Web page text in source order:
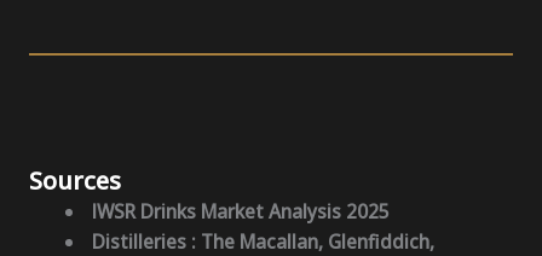
Sources
IWSR Drinks Market Analysis 2025
Distilleries : The Macallan, Glenfiddich,